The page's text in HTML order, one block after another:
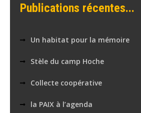
Publications récentes...
Un habitat pour la mémoire
Stèle du camp Hoche
Collecte coopérative
la PAIX à l’agenda